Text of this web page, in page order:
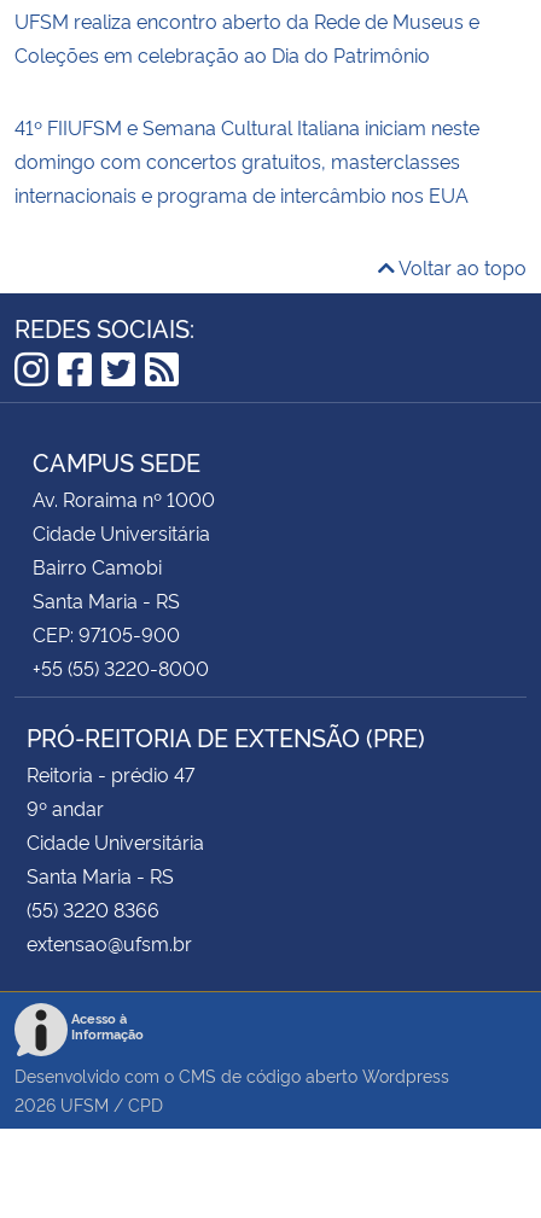
UFSM realiza encontro aberto da Rede de Museus e
Coleções em celebração ao Dia do Patrimônio
41º FIIUFSM e Semana Cultural Italiana iniciam neste
domingo com concertos gratuitos, masterclasses
internacionais e programa de intercâmbio nos EUA
Voltar ao topo
REDES SOCIAIS:
Instagram
Facebook
Twitter
RSS
CAMPUS SEDE
Av. Roraima nº 1000
Cidade Universitária
Bairro Camobi
Santa Maria - RS
CEP: 97105-900
+55 (55) 3220-8000
PRÓ-REITORIA DE EXTENSÃO (PRE)
Reitoria - prédio 47
9º andar
Cidade Universitária
Santa Maria - RS
(55) 3220 8366
extensao@ufsm.br
Acesso à
Informação
Desenvolvido com o CMS de código aberto Wordpress
2026 UFSM / CPD